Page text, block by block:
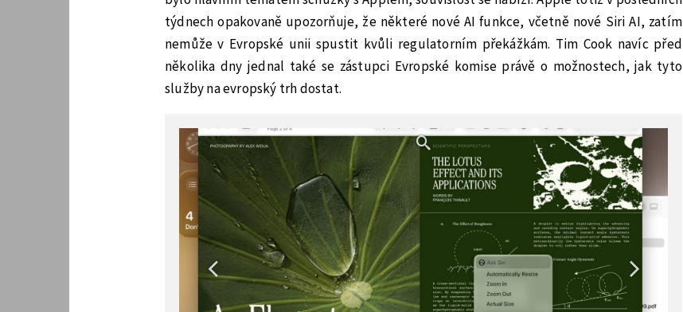
týdnech opakovaně upozorňuje, že některé nové AI funkce, včetně nové Siri AI, zatím
nemůže v Evropské unii spustit kvůli regulatorním překážkám. Tim Cook navíc před
několika dny jednal také se zástupci Evropské komise právě o možnostech, jak tyto
služby na evropský trh dostat.